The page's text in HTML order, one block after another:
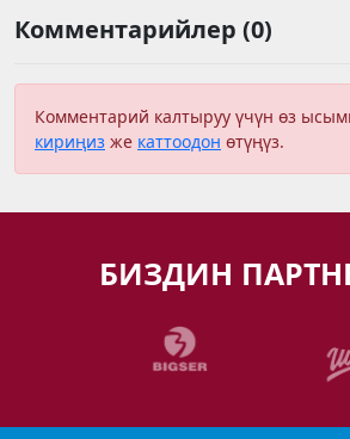
Комментарийлер (0)
Комментарий калтыруу үчүн өз
кириңиз же каттоодон өтүңүз.
БИЗДИН